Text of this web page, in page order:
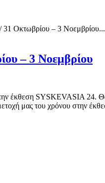
Οκτωβρίου – 3 Νοεμβρίου...
– 3 Νοεμβρίου
έκθεση SYSKEVASIA 24.
μας του χρόνου στην